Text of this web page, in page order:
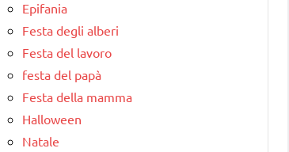
Epifania
Festa degli alberi
Festa del lavoro
festa del papà
Festa della mamma
Halloween
Natale